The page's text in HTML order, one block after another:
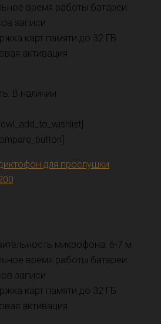
время работы батареи:
записи
карт памяти до 32 ГБ
активация
В наличии
для прослушки
микрофона: 6-7 м
время работы батареи:
записи
карт памяти до 32 ГБ
активация